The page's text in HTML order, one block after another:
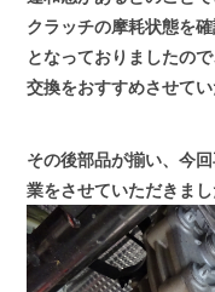
クラッチの摩耗状態を確
となっておりましたので
交換をおすすめさせてい
その後部品が揃い、今
業をさせていただきま